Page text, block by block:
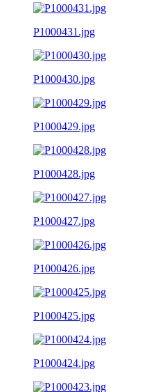
P1000431.jpg
P1000430.jpg
P1000429.jpg
P1000428.jpg
P1000427.jpg
P1000426.jpg
P1000425.jpg
P1000424.jpg